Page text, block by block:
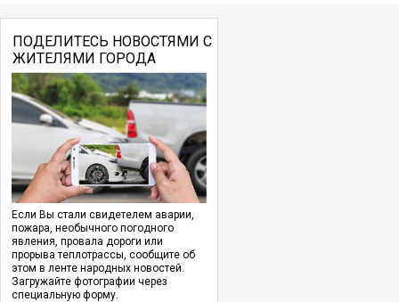
ПОДЕЛИТЕСЬ НОВОСТЯМИ С
ЖИТЕЛЯМИ ГОРОДА
Если Вы стали свидетелем аварии,
пожара, необычного погодного
явления, провала дороги или
прорыва теплотрассы, сообщите об
этом в ленте народных новостей.
Загружайте фотографии через
специальную форму.